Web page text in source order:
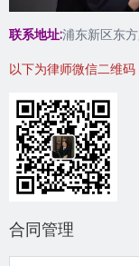
联系地址:浦东新区东
以下为律师微信二维码
合同管理